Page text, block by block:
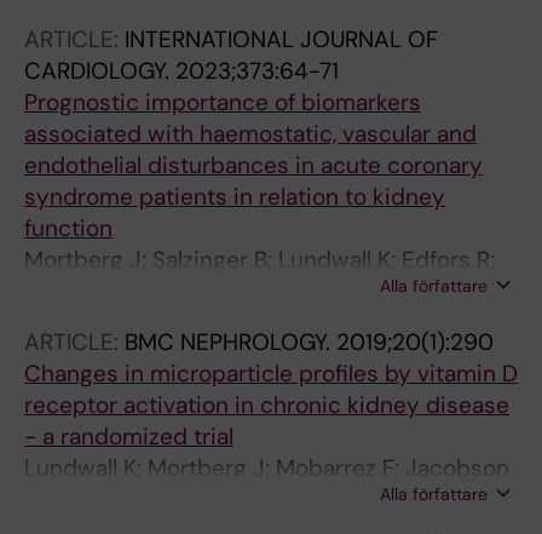
M; Spaak J; Jacobson SH
ARTICLE: INTERNATIONAL JOURNAL OF
CARDIOLOGY. 2023;373:64-71
Prognostic importance of biomarkers
associated with haemostatic, vascular and
endothelial disturbances in acute coronary
syndrome patients in relation to kidney
function
Mortberg J; Salzinger B; Lundwall K; Edfors R;
Jacobson SH; Wallen HN; Jernberg T; Baron T;
Erlinge D; Andell P; James S; Eggers KM; Hjort
M; Kahan T; Lundman P; Tornvall P; Rezeli M;
Marko-Varga G; Lindahl B; Spaak J
Alla författare
ARTICLE: BMC NEPHROLOGY. 2019;20(1):290
Changes in microparticle profiles by vitamin D
receptor activation in chronic kidney disease
- a randomized trial
Lundwall K; Mortberg J; Mobarrez F; Jacobson
Alla författare